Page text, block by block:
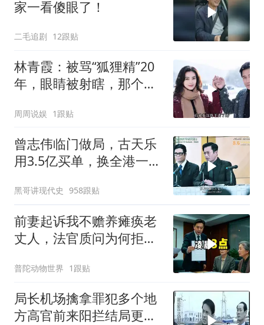
家一看傻眼了！
二毛追剧 12跟贴
林青霞：被骂“狐狸精”20
年，眼睛被射瞎，那个男
钱？”
周周说娱 1跟贴
曾志伟临门做局，古天乐
用3.5亿买单，换全港一声
黑哥讲现代史 958跟贴
前妻起诉我不赡养瘫痪老
丈人，法官质问为何拒不
普陀动物世界 1跟贴
局长机场擒拿罪犯多个地
方高官前来阳拦结局更引